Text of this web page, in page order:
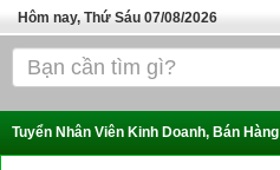
Hôm nay, Thứ Sáu 07/08/2026
Trang chủ
Tuyển Nhân Viên Kinh Doanh, Bán Hàng